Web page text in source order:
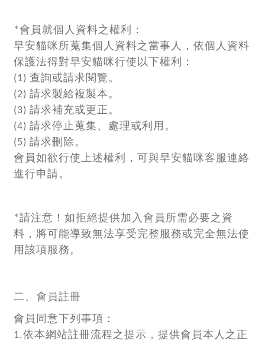
*會員就個人資料之權利：
早安貓咪所蒐集個人資料之當事人，依個人資料
保護法得對早安貓咪行使以下權利：
(1) 查詢或請求閱覽。
(2) 請求製給複製本。
(3) 請求補充或更正。
(4) 請求停止蒐集、處理或利用。
(5) 請求刪除。
會員如欲行使上述權利，可與早安貓咪客服連絡
進行申請。
*請注意！如拒絕提供加入會員所需必要之資
料，將可能導致無法享受完整服務或完全無法使
用該項服務。
二、會員註冊
會員同意下列事項：
1.依本網站註冊流程之提示，提供會員本人之正